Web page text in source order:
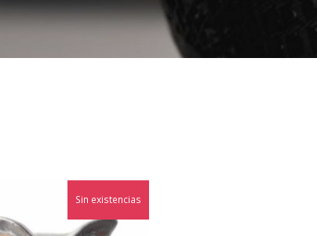
Sin existencias